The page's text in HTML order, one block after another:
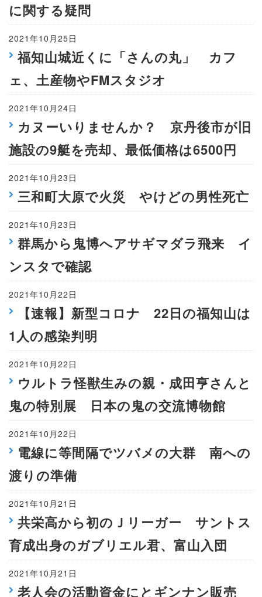
に関する疑問
2021年10月25日
福知山城近くに「さんの丸」 カフ
ェ、土産物やFMスタジオ
2021年10月24日
カヌーいりませんか？ 京丹後市が旧
施設の9艇を売却、最低価格は6500円
2021年10月23日
三和町大原で火災 やけどの男性死亡
2021年10月23日
群馬から鬼博へアサギマダラ飛来 イ
ンスタで確認
2021年10月22日
【速報】新型コロナ 22日の福知山は
1人の感染判明
2021年10月22日
ウルトラ怪獣生みの親・成田亨さんと
鬼の特別展 日本の鬼の交流博物館
2021年10月22日
電線に等間隔でツバメの大群 南への
渡りの準備
2021年10月21日
共栄高から初のＪリーガー サントス
育成出身のガブリエル君、富山入団
2021年10月21日
老人会の活動資金にとギンナン販売